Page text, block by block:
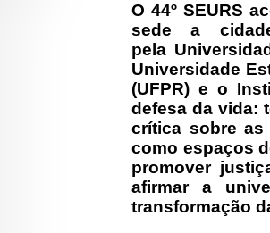
O 44º SEURS
sede a
pela
Universidade
(UFPR) e o
defesa da vida:
crítica sobre as
como espaços
promover
afirmar a
transformação